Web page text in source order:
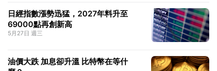
日經指數漲勢迅猛，2027年料升至
69000點再創新高
5月27日 週三
油價大跌 加息卻升溫 比特幣在等什